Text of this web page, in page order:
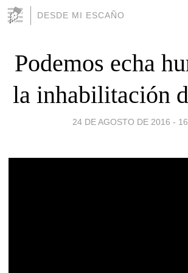
DESDE MI ESCAÑO
Podemos echa
la inhabilitación
24 DE AGOSTO DE 2016 -